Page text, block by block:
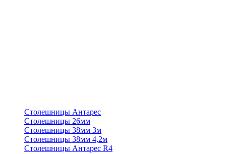
Столешницы Антарес
Столешницы 26мм
Столешницы 38мм 3м
Столешницы 38мм 4,2м
Столешницы Антарес R4